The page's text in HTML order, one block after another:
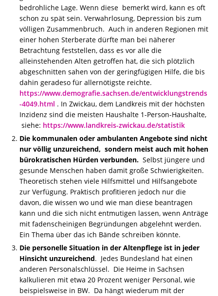
bedrohliche Lage. Wenn diese bemerkt wird, kann es oft
schon zu spät sein. Verwahrlosung, Depression bis zum
völligen Zusammenbruch. Auch in anderen Regionen mit
einer hohen Sterberate dürfte man bei näherer
Betrachtung feststellen, dass es vor alle die
alleinstehenden Alten getroffen hat, die sich plötzlich
abgeschnitten sahen von der geringfügigen Hilfe, die bis
dahin geradeso für allernötigste reichte.
https://www.demografie.sachsen.de/entwicklungstrends
-4049.html . In Zwickau, dem Landkreis mit der höchsten
Inzidenz sind die meisten Haushalte 1-Person-Haushalte,
siehe: https://www.landkreis-zwickau.de/statistik
Die kommunalen oder ambulanten Angebote sind nicht
nur völlig unzureichend, sondern meist auch mit hohen
bürokratischen Hürden verbunden. Selbst jüngere und
gesunde Menschen haben damit große Schwierigkeiten.
Theoretisch stehen viele Hilfsmittel und Hilfsangebote
zur Verfügung. Praktisch profitieren jedoch nur die
davon, die wissen wo und wie man diese beantragen
kann und die sich nicht entmutigen lassen, wenn Anträge
mit fadenscheinigen Begründungen abgelehnt werden.
Ein Thema über das ich Bände schreiben könnte.
Die personelle Situation in der Altenpflege ist in jeder
Hinsicht unzureichend. Jedes Bundesland hat einen
anderen Personalschlüssel. Die Heime in Sachsen
kalkulieren mit etwa 20 Prozent weniger Personal, wie
beispielsweise in BW. Da hängt wiederum mit der